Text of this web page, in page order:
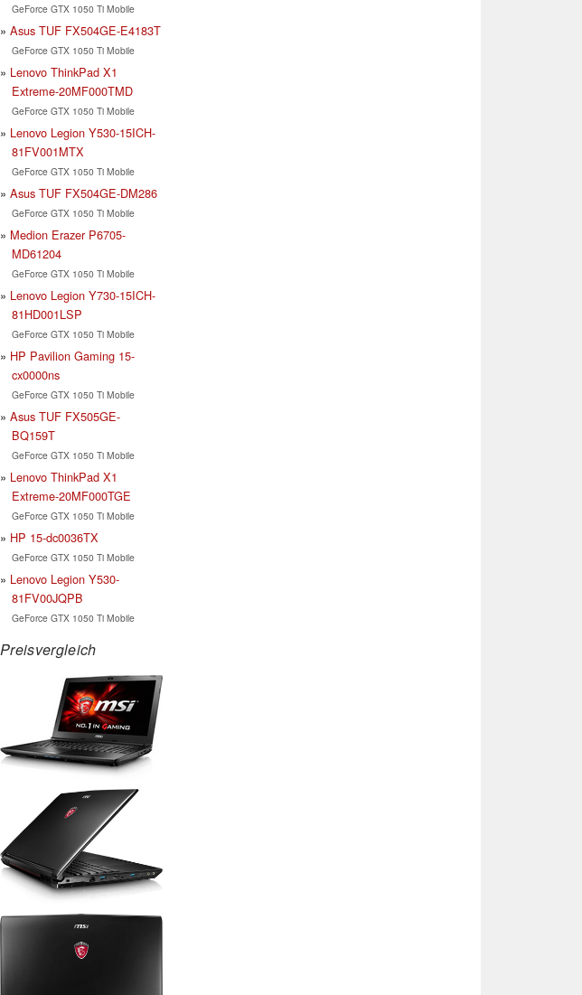
GeForce GTX 1050 Ti Mobile
Asus TUF FX504GE-E4183T
GeForce GTX 1050 Ti Mobile
Lenovo ThinkPad X1
Extreme-20MF000TMD
GeForce GTX 1050 Ti Mobile
Lenovo Legion Y530-15ICH-
81FV001MTX
GeForce GTX 1050 Ti Mobile
Asus TUF FX504GE-DM286
GeForce GTX 1050 Ti Mobile
Medion Erazer P6705-
MD61204
GeForce GTX 1050 Ti Mobile
Lenovo Legion Y730-15ICH-
81HD001LSP
GeForce GTX 1050 Ti Mobile
HP Pavilion Gaming 15-
cx0000ns
GeForce GTX 1050 Ti Mobile
Asus TUF FX505GE-
BQ159T
GeForce GTX 1050 Ti Mobile
Lenovo ThinkPad X1
Extreme-20MF000TGE
GeForce GTX 1050 Ti Mobile
HP 15-dc0036TX
GeForce GTX 1050 Ti Mobile
Lenovo Legion Y530-
81FV00JQPB
GeForce GTX 1050 Ti Mobile
Preisvergleich